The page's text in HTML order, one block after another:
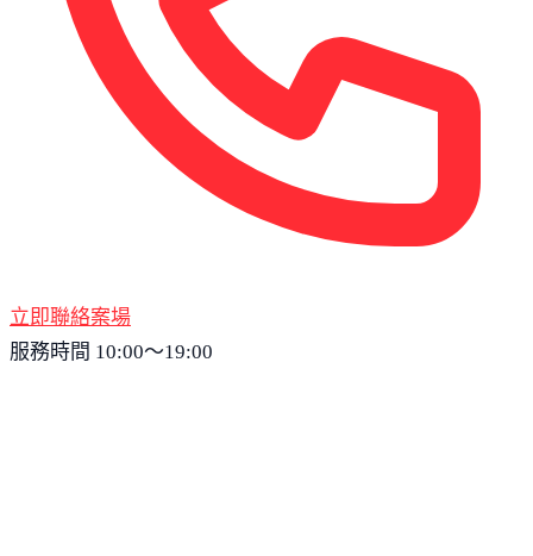
立即聯絡案場
服務時間 10:00～19:00